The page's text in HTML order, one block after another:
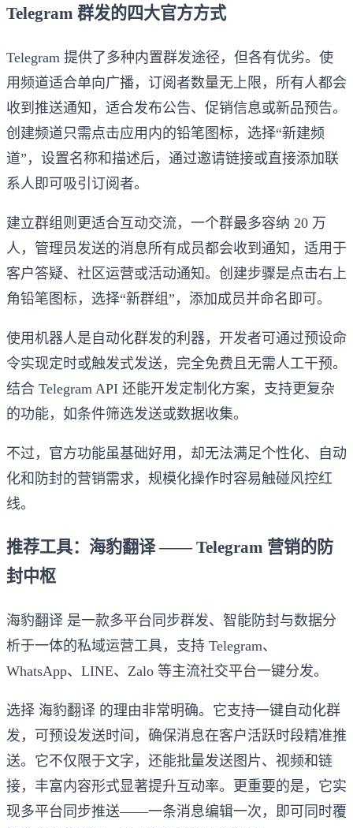
Telegram 群发的四大官方方式
Telegram 提供了多种内置群发途径，但各有优劣。使
用频道适合单向广播，订阅者数量无上限，所有人都会
收到推送通知，适合发布公告、促销信息或新品预告。
创建频道只需点击应用内的铅笔图标，选择“新建频
道”，设置名称和描述后，通过邀请链接或直接添加联
系人即可吸引订阅者。
建立群组则更适合互动交流，一个群最多容纳 20 万
人，管理员发送的消息所有成员都会收到通知，适用于
客户答疑、社区运营或活动通知。创建步骤是点击右上
角铅笔图标，选择“新群组”，添加成员并命名即可。
使用机器人是自动化群发的利器，开发者可通过预设命
令实现定时或触发式发送，完全免费且无需人工干预。
结合 Telegram API 还能开发定制化方案，支持更复杂
的功能，如条件筛选发送或数据收集。
不过，官方功能虽基础好用，却无法满足个性化、自动
化和防封的营销需求，规模化操作时容易触碰风控红
线。
推荐工具：海豹翻译 —— Telegram 营销的防
封中枢
海豹翻译 是一款多平台同步群发、智能防封与数据分
析于一体的私域运营工具，支持 Telegram、
WhatsApp、LINE、Zalo 等主流社交平台一键分发。
选择 海豹翻译 的理由非常明确。它支持一键自动化群
发，可预设发送时间，确保消息在客户活跃时段精准推
送。它不仅限于文字，还能批量发送图片、视频和链
接，丰富内容形式显著提升互动率。更重要的是，它实
现多平台同步推送——一条消息编辑一次，即可同时覆